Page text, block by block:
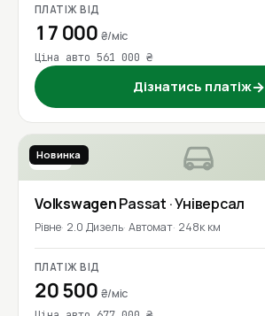
ПЛАТІЖ ВІД
17 000 ₴/міс
Ціна авто 561 000 ₴
Дізнатись платіж→
2016
Новинка
VolkswagenPassat · Універсал
Рівне 2.0 Дизель Автомат 248к км
ПЛАТІЖ ВІД
20 500 ₴/міс